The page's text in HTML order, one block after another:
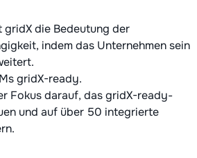
die Bedeutung der
indem das Unternehmen sein
gridX-ready.
Fokus darauf, das gridX-ready-
und auf über 50 integrierte